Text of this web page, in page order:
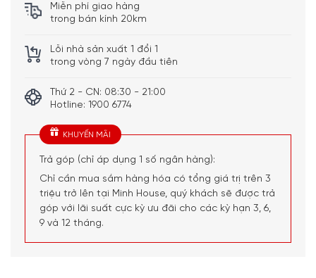
Miễn phí giao hàng
trong bán kính 20km
Lỗi nhà sản xuất 1 đổi 1
trong vòng 7 ngày đầu tiên
Thứ 2 - CN: 08:30 - 21:00
Hotline: 1900 6774
KHUYẾN MÃI
Trả góp (chỉ áp dụng 1 số ngân hàng):
Chỉ cần mua sắm hàng hóa có tổng giá trị trên 3
triệu trở lên tại Minh House, quý khách sẽ được trả
góp với lãi suất cực kỳ ưu đãi cho các kỳ hạn 3, 6,
9 và 12 tháng.